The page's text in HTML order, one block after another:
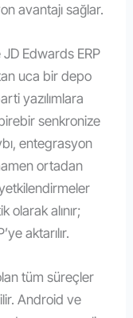
avantajı sağlar.
Edwards ERP
uca bir depo
yazılımlara
senkronize
entegrasyon
ortadan
yetkilendirmeler
olarak alınır;
aktarılır.
tüm süreçler
Android ve